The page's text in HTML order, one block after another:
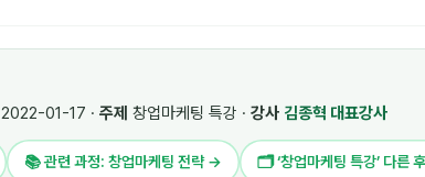
2022-01-17 · 주제 창업마케팅 특강 · 강사 김종혁 대표강사
📚 관련 과정: 창업마케팅 전략 → 🗂 ‘창업마케팅 특강’ 다른